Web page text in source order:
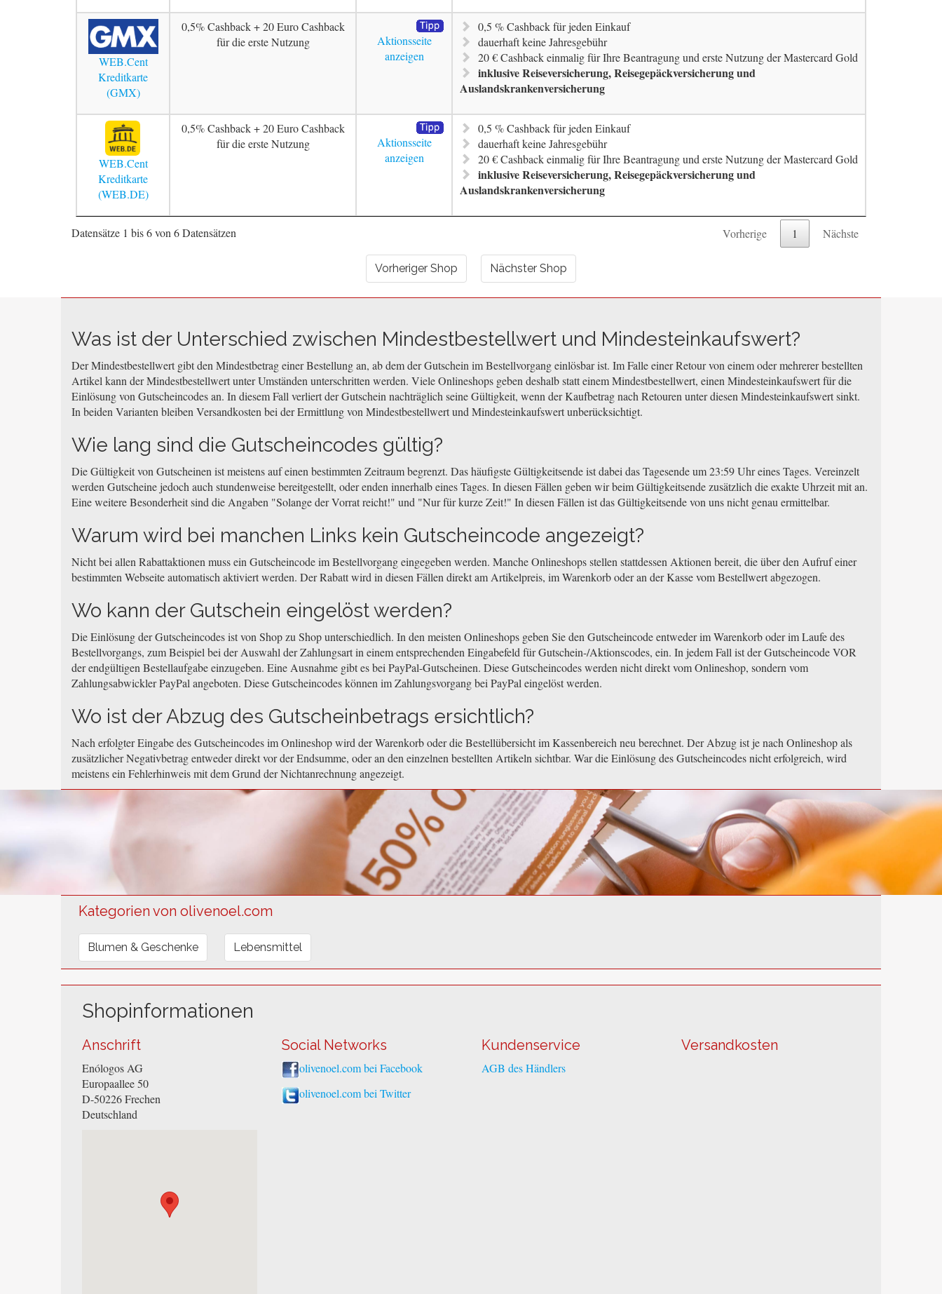
WEB.Cent
Kreditkarte
(GMX)
0,5% Cashback + 20 Euro Cashback
für die erste Nutzung
Aktionsseite
anzeigen
0,5 % Cashback für jeden Einkauf
dauerhaft keine Jahresgebühr
20 € Cashback einmalig für Ihre Beantragung und erste Nutzung der Mastercard Gold
inklusive Reiseversicherung, Reisegepäckversicherung und
Auslandskrankenversicherung
WEB.Cent
Kreditkarte
(WEB.DE)
0,5% Cashback + 20 Euro Cashback
für die erste Nutzung
Aktionsseite
anzeigen
0,5 % Cashback für jeden Einkauf
dauerhaft keine Jahresgebühr
20 € Cashback einmalig für Ihre Beantragung und erste Nutzung der Mastercard Gold
inklusive Reiseversicherung, Reisegepäckversicherung und
Auslandskrankenversicherung
Datensätze 1 bis 6 von 6 Datensätzen Vorherige 1 Nächste
Vorheriger Shop Nächster Shop
Was ist der Unterschied zwischen Mindestbestellwert und Mindesteinkaufswert?
Der Mindestbestellwert gibt den Mindestbetrag einer Bestellung an, ab dem der Gutschein im Bestellvorgang einlösbar ist. Im Falle einer Retour von einem oder mehrerer bestellten
Artikel kann der Mindestbestellwert unter Umständen unterschritten werden. Viele Onlineshops geben deshalb statt einem Mindestbestellwert, einen Mindesteinkaufswert für die
Einlösung von Gutscheincodes an. In diesem Fall verliert der Gutschein nachträglich seine Gültigkeit, wenn der Kaufbetrag nach Retouren unter diesen Mindesteinkaufswert sinkt.
In beiden Varianten bleiben Versandkosten bei der Ermittlung von Mindestbestellwert und Mindesteinkaufswert unberücksichtigt.
Wie lang sind die Gutscheincodes gültig?
Die Gültigkeit von Gutscheinen ist meistens auf einen bestimmten Zeitraum begrenzt. Das häufigste Gültigkeitsende ist dabei das Tagesende um 23:59 Uhr eines Tages. Vereinzelt
werden Gutscheine jedoch auch stundenweise bereitgestellt, oder enden innerhalb eines Tages. In diesen Fällen geben wir beim Gültigkeitsende zusätzlich die exakte Uhrzeit mit an.
Eine weitere Besonderheit sind die Angaben "Solange der Vorrat reicht!" und "Nur für kurze Zeit!" In diesen Fällen ist das Gültigkeitsende von uns nicht genau ermittelbar.
Warum wird bei manchen Links kein Gutscheincode angezeigt?
Nicht bei allen Rabattaktionen muss ein Gutscheincode im Bestellvorgang eingegeben werden. Manche Onlineshops stellen stattdessen Aktionen bereit, die über den Aufruf einer
bestimmten Webseite automatisch aktiviert werden. Der Rabatt wird in diesen Fällen direkt am Artikelpreis, im Warenkorb oder an der Kasse vom Bestellwert abgezogen.
Wo kann der Gutschein eingelöst werden?
Die Einlösung der Gutscheincodes ist von Shop zu Shop unterschiedlich. In den meisten Onlineshops geben Sie den Gutscheincode entweder im Warenkorb oder im Laufe des
Bestellvorgangs, zum Beispiel bei der Auswahl der Zahlungsart in einem entsprechenden Eingabefeld für Gutschein-/Aktionscodes, ein. In jedem Fall ist der Gutscheincode VOR
der endgültigen Bestellaufgabe einzugeben. Eine Ausnahme gibt es bei PayPal-Gutscheinen. Diese Gutscheincodes werden nicht direkt vom Onlineshop, sondern vom
Zahlungsabwickler PayPal angeboten. Diese Gutscheincodes können im Zahlungsvorgang bei PayPal eingelöst werden.
Wo ist der Abzug des Gutscheinbetrags ersichtlich?
Nach erfolgter Eingabe des Gutscheincodes im Onlineshop wird der Warenkorb oder die Bestellübersicht im Kassenbereich neu berechnet. Der Abzug ist je nach Onlineshop als
zusätzlicher Negativbetrag entweder direkt vor der Endsumme, oder an den einzelnen bestellten Artikeln sichtbar. War die Einlösung des Gutscheincodes nicht erfolgreich, wird
meistens ein Fehlerhinweis mit dem Grund der Nichtanrechnung angezeigt.
Kategorien von olivenoel.com
Blumen & Geschenke Lebensmittel
Shopinformationen
Anschrift
Enólogos AG
Europaallee 50
D-50226Frechen
Deutschland
Social Networks
olivenoel.com bei Facebook
olivenoel.com bei Twitter
Kundenservice
AGB des Händlers
Versandkosten